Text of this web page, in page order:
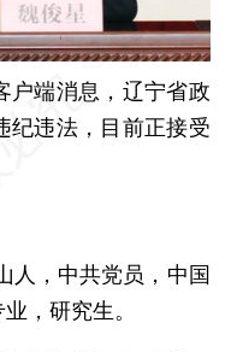
端消息，辽宁省政
纪违法，目前正接受
，中共党员，中国
，研究生。